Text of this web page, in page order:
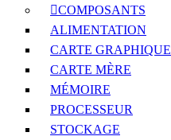
COMPOSANTS
ALIMENTATION
CARTE GRAPHIQUE
CARTE MÈRE
MÉMOIRE
PROCESSEUR
STOCKAGE